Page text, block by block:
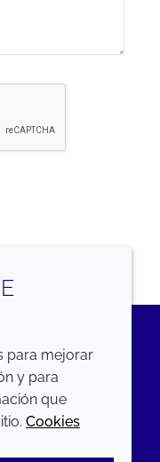
and conditions
para mejorar
y para
que
Cookies